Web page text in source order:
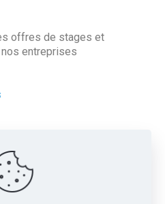
offres de stages et
entreprises
33360 Camblanes-et-